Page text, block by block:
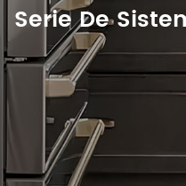
Serie De